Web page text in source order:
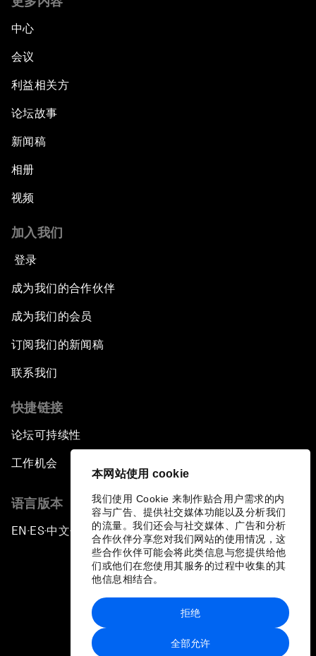
本网站使用 cookie
我们使用 Cookie 来制作贴合用户需求的内
容与广告、提供社交媒体功能以及分析我们
的流量。我们还会与社交媒体、广告和分析
合作伙伴分享您对我们网站的使用情况，这
些合作伙伴可能会将此类信息与您提供给他
们或他们在您使用其服务的过程中收集的其
他信息相结合。
全部允许
拒绝
中心
会议
利益相关方
论坛故事
新闻稿
相册
视频
加入我们
登录
成为我们的合作伙伴
成为我们的会员
订阅我们的新闻稿
联系我们
快捷链接
论坛可持续性
工作机会
语言版本
EN ▪ES▪中文▪ 日本語
站点地图